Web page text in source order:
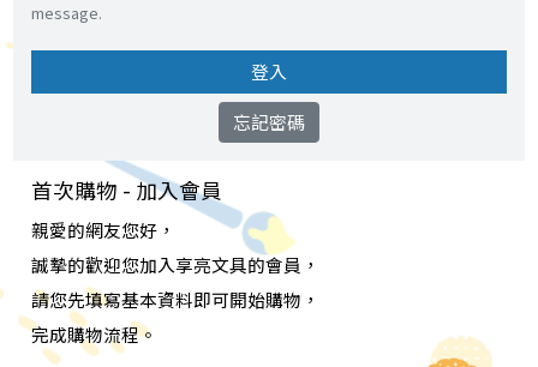
message.
登入
忘記密碼
首次購物 - 加入會員
親愛的網友您好，
誠摯的歡迎您加入享亮文具的會員，
請您先填寫基本資料即可開始購物，
完成購物流程。